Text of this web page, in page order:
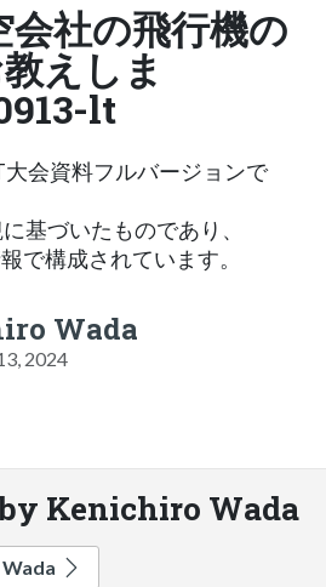
会社の飛行機の
えしま
lt
大会資料フルバージョンで
基づいたものであり、
で構成されています。
Wada
2024
Kenichiro Wada